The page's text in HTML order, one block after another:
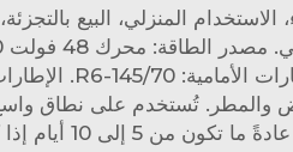
تُستخدم على نطاق واسع